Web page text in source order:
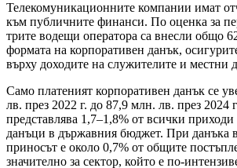
Телекомуникационните компании имат
към публичните финанси. По оценка за
трите водещи оператора са внесли общо
формата на корпоративен данък,
върху доходите на служителите и местни
Само платеният корпоративен данък се
лв. през 2022 г. до 87,9 млн. лв. през 2024
представлява 1,7–1,8% от всички
данъци в държавния бюджет. При данъка
приносът е около 0,7% от общите
значително за сектор, който е по-